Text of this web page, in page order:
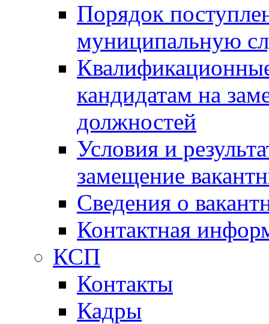
Порядок
муниципальную
кандидатам на
должностей
Условия и
замещение
Сведения о
Контактная
КСП
Контакты
Кадры